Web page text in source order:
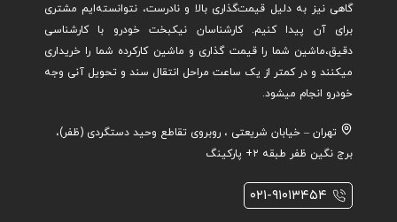
گاهی نیز به دلیل قیمت‌گذاری بالا و نادرست، نتوانسته‌ایم مشتری
برای آن پیدا کنیم. کارشناسان نیکبخت خودرو با کارشناسی
دقیق،ماشین شما را قیمت گذاری و ماشین کارکرده شما را خریداری
میکنند و در کمتر از یک ساعت مراحل انتقال سند و تحویل آنی وجه
خودرو انجام میشود.
تهران – خیابان شریعتی ، روبروی تقاطع وحید دستگردی (ظفر)،
برج نگین ظفر طبقه ۲+ پارکینگ
۰۲۱-۹۱۰۱۳۴۵۴